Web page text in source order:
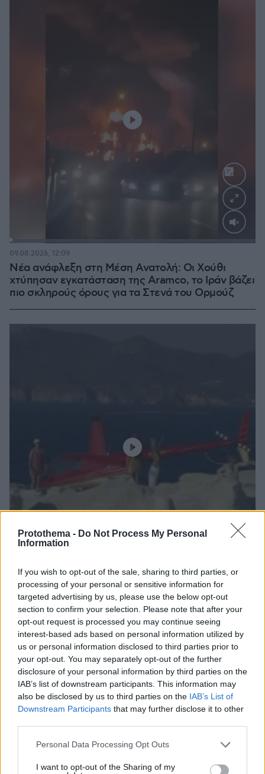
Protothema - Do Not Process My Personal
Information
If you wish to opt-out of the sale, sharing to third parties, or
processing of your personal or sensitive information for
targeted advertising by us, please use the below opt-out
section to confirm your selection. Please note that after your
opt-out request is processed you may continue seeing
interest-based ads based on personal information utilized by
us or personal information disclosed to third parties prior to
your opt-out. You may separately opt-out of the further
disclosure of your personal information by third parties on the
IAB’s list of downstream participants. This information may
also be disclosed by us to third parties on the IAB’s List of
Downstream Participants that may further disclose it to other
Please note that this website/app uses one or more Google
not limited to your visit or usage behaviour. You may click to
Personal Data Processing Opt Outs
I want to opt-out of the Sharing of my
Νέα ανάφλεξη στη Μέση Ανατολή: Οι Χούθι
χτύπησαν εγκατάσταση της Aramco, το Ιράν βάζει
πιο σκληρούς όρους για τα Στενά του Ορμούζ
09.08.2026, 12:09
Ελικόπτερο «πάρκαρε» στο Σαρακήνικο για να
κάνουν μπάνιο οι επιβάτες του, δείτε βίντεο
09.08.2026, 11:17
Οι τελευταίες μέρες της 49χρονης
TikToker που διαγνώστηκε με
Αλτσχάιμερ και επέλεξε την ιατρικώς
υποβοηθούμενη αυτοκτονία
09.08.2026, 12:07
Το σπίτι του τρόμου στο Άινταχο: Η
δολοφονήθηκαν μέσα σε λίγα λεπτά